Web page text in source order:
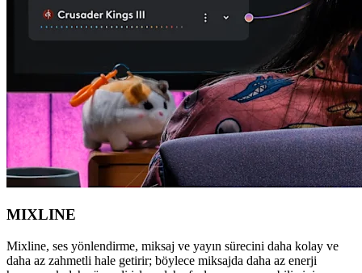
MIXLINE
Mixline, ses yönlendirme, miksaj ve yayın sürecini daha kolay ve
daha az zahmetli hale getirir; böylece miksajda daha az enerji